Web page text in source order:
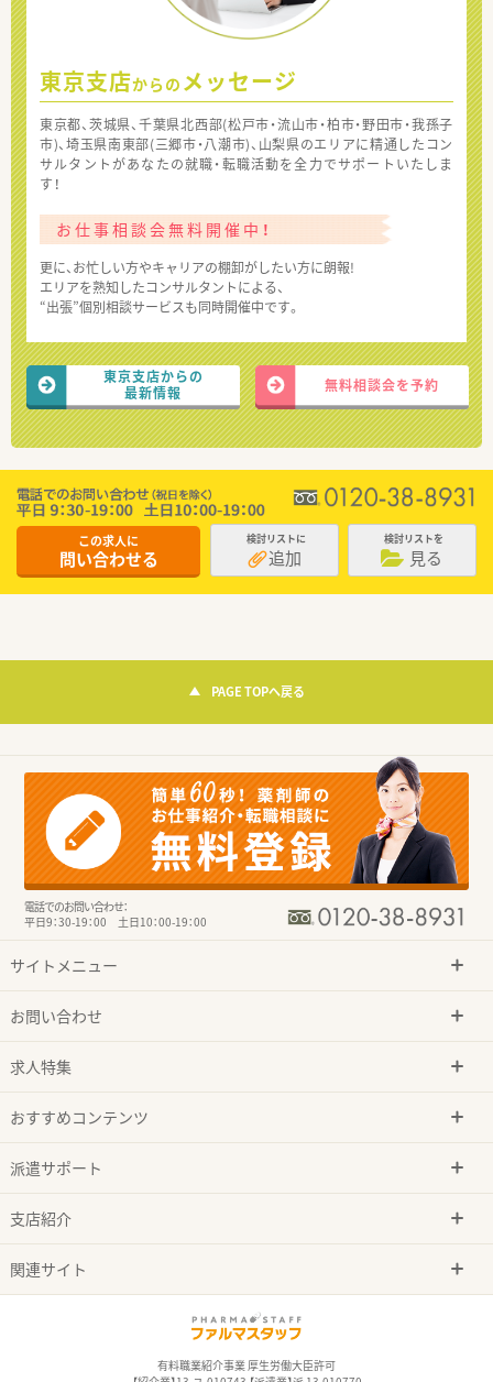
東京支店からの メッセージ
東京都、茨城県、千葉県北西部(松戸市・流山市・柏市・野田市・我孫子
市)、埼玉県南東部(三郷市・八潮市)、山梨県のエリアに精通したコン
サルタントがあなたの就職・転職活動を全力でサポートいたしま
す！
お仕事相談会無料開催中！
更に、お忙しい方やキャリアの棚卸がしたい方に朗報!
エリアを熟知したコンサルタントによる、
“出張”個別相談サービスも同時開催中です。
東京支店からの
最新情報
無料相談会を予約
この求人に
問い合わせる
検討リストに
追加
検討リストを
見る
PAGE TOPへ戻る
電話でのお問い合わせ：
平日9：30-19：00 土日10：00-19：00
サイトメニュー
お問い合わせ
求人特集
おすすめコンテンツ
派遣サポート
支店紹介
関連サイト
有料職業紹介事業 厚生労働大臣許可